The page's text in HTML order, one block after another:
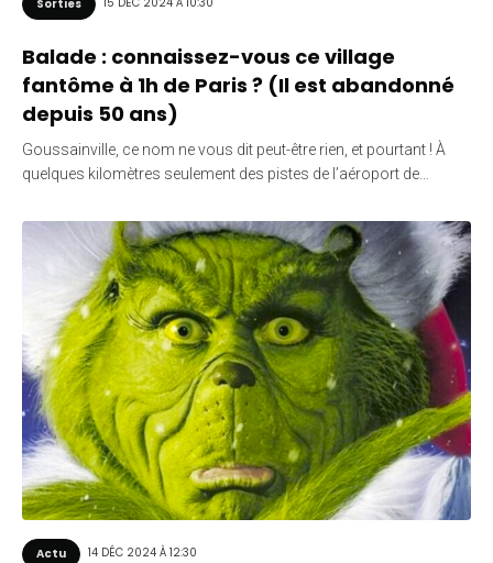
Sorties
Balade : connaissez-vous ce village
fantôme à 1h de Paris ? (Il est abandonné
depuis 50 ans)
Goussainville, ce nom ne vous dit peut-être rien, et pourtant ! À
quelques kilomètres seulement des pistes de l’aéroport de…
Actu 14 DÉC 2024 À 12:30